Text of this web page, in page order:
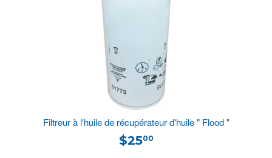
Filtreur à l'huile de récupérateur d'huile " Flood "
$2500